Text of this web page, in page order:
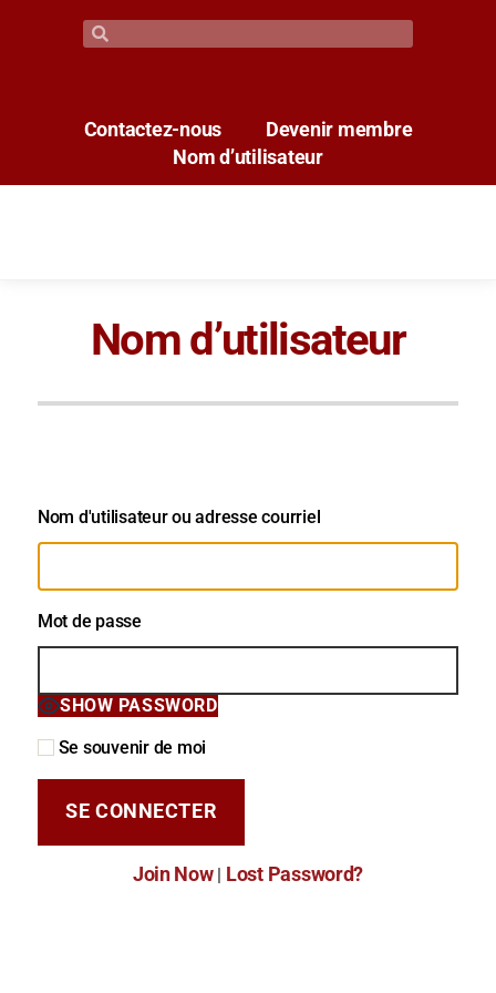
Contactez-nous
Devenir membre
Nom d’utilisateur
Nom d’utilisateur
Nom d'utilisateur ou adresse courriel
Mot de passe
SHOW PASSWORD
Se souvenir de moi
Join Now| Lost Password?